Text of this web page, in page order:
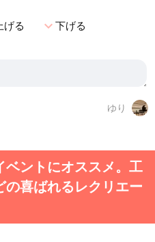
げる expand_more下げる
ゆり
ベントにオススメ。工
の喜ばれるレクリエー